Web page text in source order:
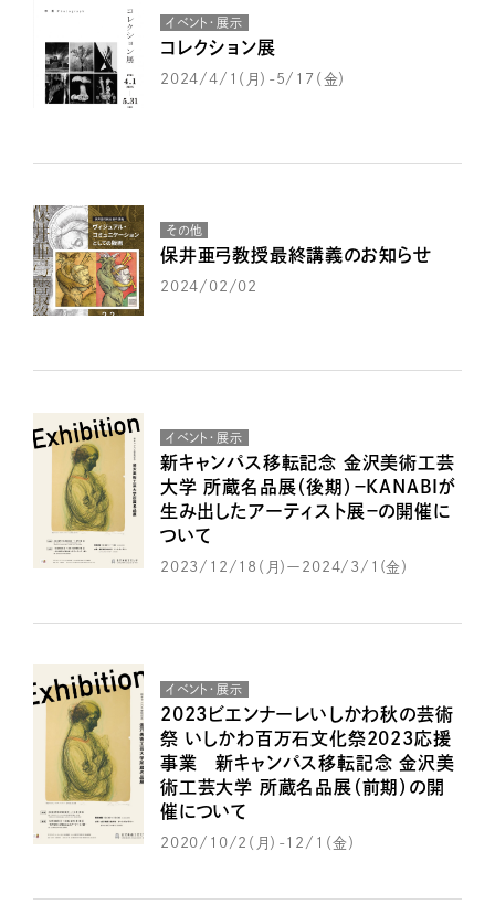
イベント・展示
コレクション展
2024/4/1（月）-5/17（金）
その他
保井亜弓教授最終講義のお知らせ
2024/02/02
イベント・展示
新キャンパス移転記念 金沢美術工芸
大学 所蔵名品展（後期）－KANABIが
生み出したアーティスト展－の開催に
ついて
2023/12/18（月）ー2024/3/1(金）
イベント・展示
2023ビエンナーレいしかわ秋の芸術
祭 いしかわ百万石文化祭2023応援
事業 新キャンパス移転記念 金沢美
術工芸大学 所蔵名品展（前期）の開
催について
2020/10/2（月）-12/1（金）